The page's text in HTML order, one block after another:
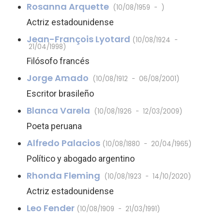
Rosanna Arquette (10/08/1959 - )
Actriz estadounidense
Jean-François Lyotard (10/08/1924 -
21/04/1998)
Filósofo francés
Jorge Amado (10/08/1912 - 06/08/2001)
Escritor brasileño
Blanca Varela (10/08/1926 - 12/03/2009)
Poeta peruana
Alfredo Palacios (10/08/1880 - 20/04/1965)
Político y abogado argentino
Rhonda Fleming (10/08/1923 - 14/10/2020)
Actriz estadounidense
Leo Fender (10/08/1909 - 21/03/1991)